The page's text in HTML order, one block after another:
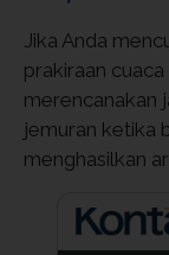
Jika Anda
prakiraan
merencanakan
jemuran ketika
menghasilkan